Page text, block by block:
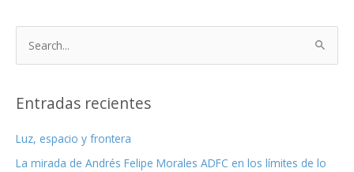
c
r
p
Entradas recientes
Luz, espacio y frontera
La mirada de Andrés Felipe Morales ADFC en los límites de lo